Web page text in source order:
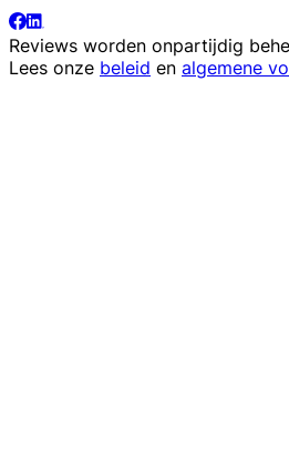
Reviews worden onpartijdig
Lees onze beleid en algemene